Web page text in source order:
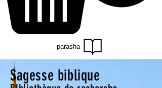
parasha
Sagesse biblique